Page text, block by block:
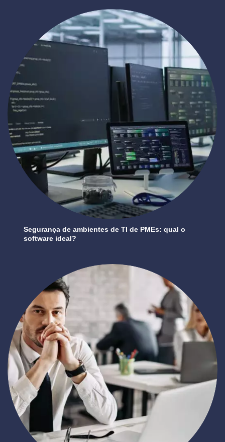
Segurança de ambientes de TI de PMEs: qual o
software ideal?